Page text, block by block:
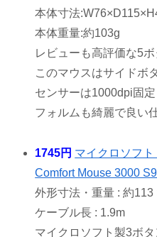
本体寸法
本体重量:約103g
レビューも高評価な5ボ
このマウスはサイドボ
センサーは1000dpi固定
フォルムも綺麗で良い
1745円 マイクロソフ
Comfort Mouse 3000
外形寸法・重量 : 約113
ケーブル長 : 1.9m
マイクロソフト製3ボ